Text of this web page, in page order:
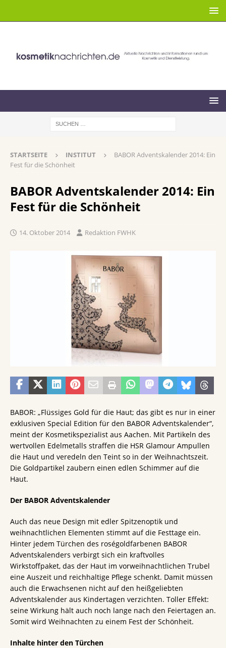
STARTSEITE INSTITUT
BABOR Adventskalender 2014: Ein
Fest für die Schönheit
BABOR Adventskalender 2014: Ein
Fest für die Schönheit
14. Oktober 2014 Redaktion FWHK
BABOR: „Flüssiges Gold für die Haut; das gibt es nur in einer
exklusiven Special Edition für den BABOR Adventskalender“,
meint der Kosmetikspezialist aus Aachen. Mit Partikeln des
wertvollen Edelmetalls straffen die HSR Glamour Ampullen
die Haut und veredeln den Teint so in der Weihnachtszeit.
Die Goldpartikel zaubern einen edlen Schimmer auf die
Haut.
Der BABOR Adventskalender
Auch das neue Design mit edler Spitzenoptik und
weihnachtlichen Elementen stimmt auf die Festtage ein.
Hinter jedem Türchen des roségoldfarbenen BABOR
Adventskalenders verbirgt sich ein kraftvolles
Wirkstoffpaket, das der Haut im vorweihnachtlichen Trubel
eine Auszeit und reichhaltige Pflege schenkt. Damit müssen
auch die Erwachsenen nicht auf den heißgeliebten
Adventskalender aus Kindertagen verzichten. Toller Effekt:
seine Wirkung hält auch noch lange nach den Feiertagen an.
Somit wird Weihnachten zu einem Fest der Schönheit.
Inhalte hinter den Türchen